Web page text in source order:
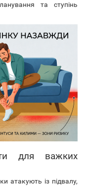
та ступінь
для важких
атакують із підвалу,